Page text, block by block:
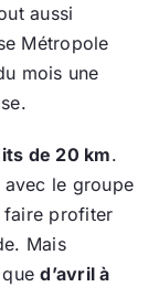
aussi
Métropole
mois une
de 20 km.
avec le groupe
faire profiter
Mais
qued’avril à